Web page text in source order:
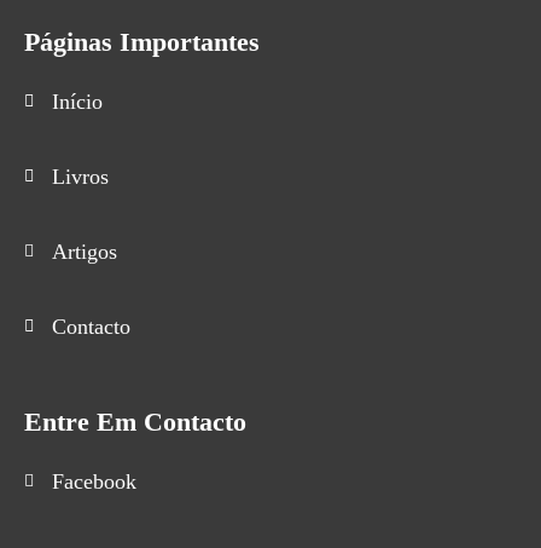
Páginas Importantes
Início
Livros
Artigos
Contacto
Entre Em Contacto
Facebook